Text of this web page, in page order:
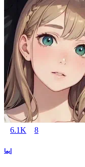
6.1K 8
إيما